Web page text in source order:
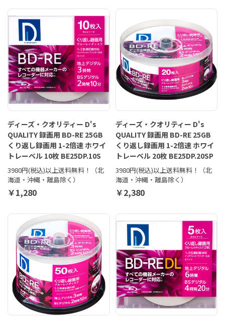
ディーズ・クオリティー D's
QUALITY 録画用 BD-RE 25GB
くり返し録画用 1-2倍速 ホワイ
トレーベル 10枚 BE25DP.10S
3980円(税込)以上送料無料！（北
海道・沖縄・離島除く）
￥1,280
ディーズ・クオリティー D's
QUALITY 録画用 BD-RE 25GB
くり返し録画用 1-2倍速 ホワイ
トレーベル 20枚 BE25DP.20SP
3980円(税込)以上送料無料！（北
海道・沖縄・離島除く）
￥2,380